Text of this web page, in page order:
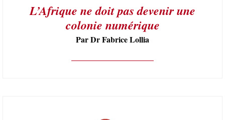
L’Afrique ne doit pas devenir une
colonie numérique
Par Dr Fabrice Lollia